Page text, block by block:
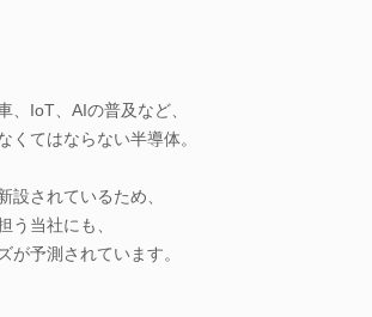
、IoT、AIの普及など、
くてはならない半導体。
設されているため、
う当社にも、
が予測されています。